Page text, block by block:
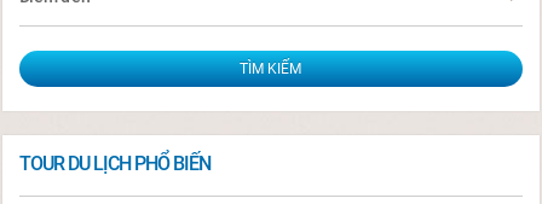
TOUR DU LỊCH PHỔ BIẾN